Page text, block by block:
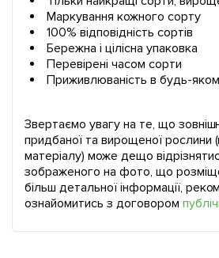
Маркування кожного сорту
100% відповідність сортів
Бережна і цілісна упаковка
Перевірені часом сорти
Приживлюваність в будь-
Звертаємо увагу на те, що
придбаної та вирощеної рослини
матеріалу) може дещо
зображеного на фото, що
більш детальної інформації,
ознайомитись з договором